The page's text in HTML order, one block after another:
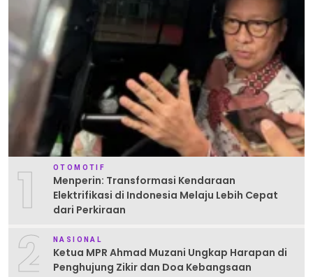
1 OTOMOTIF
Menperin: Transformasi Kendaraan
Elektrifikasi di Indonesia Melaju Lebih Cepat
dari Perkiraan
2 NASIONAL
Ketua MPR Ahmad Muzani Ungkap Harapan di
Penghujung Zikir dan Doa Kebangsaan